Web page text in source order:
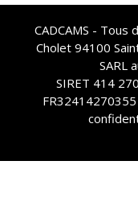
CADCAMS -
Cholet 94100
SARL
SIRET 414